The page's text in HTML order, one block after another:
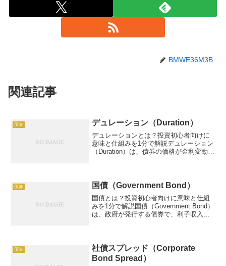
BMWE36M3B
関連記事
債券 デュレーション（Duration）
デュレーションとは？投資初心者向けに
意味と仕組みを1分で解説デュレーション
（Duration）は、債券の価格が金利変動に
ポートフォリ...
債券 国債（Government Bond）
国債とは？投資初心者向けに意味と仕組
みを1分で解説国債（Government Bond）
は、政府が発行する債券で、利子収入を
ス...
債券
社債スプレッド（Corporate
Bond Spread）